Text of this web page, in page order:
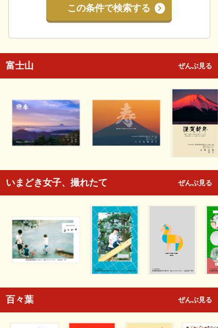
この条件で検索する
富士山 ぜんぶ見る
いまどき女子、撮れたて ぜんぶ見る
百々葉 ぜんぶ見る